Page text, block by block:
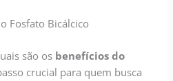
Fosfato Bicálcico
são os benefícios do
crucial para quem busca